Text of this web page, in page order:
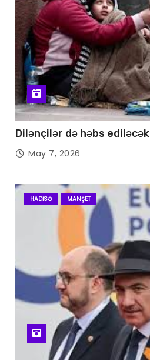
Dilənçilər də həbs ediləcək
May 7, 2026
HADISƏ MANŞET